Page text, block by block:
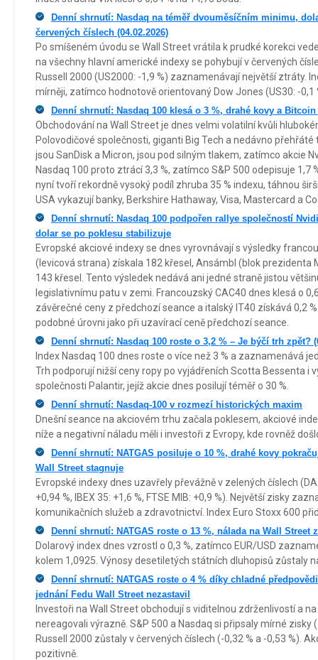
Denní shrnutí: Nasdaq na téměř dvouměsíčním minimu,
červených číslech (04.02.2026)
Po smíšeném úvodu se Wall Street vrátila k prudké korekci
na všechny hlavní americké indexy se pohybují v červených
Russell 2000 (US2000: -1,9 %) zaznamenávají největší ztráty.
mírněji, zatímco hodnotově orientovaný Dow Jones (US30: -0,1
Denní shrnutí: Nasdaq 100 klesá o 3 %, drahé kovy a
Obchodování na Wall Street je dnes velmi volatilní kvůli
Polovodičové společnosti, giganti Big Tech a nedávno
jsou SanDisk a Micron, jsou pod silným tlakem, zatímco akcie
Nasdaq 100 proto ztrácí 3,3 %, zatímco S&P 500 odepisuje 1,7
nyní tvoří rekordně vysoký podíl zhruba 35 % indexu, táhnou
USA vykazují banky, Berkshire Hathaway, Visa, Mastercard a
Denní shrnutí: Nasdaq 100 podpořen rallye společností
dolar se po poklesu stabilizuje
Evropské akciové indexy se dnes vyrovnávají s výsledky
(levicová strana) získala 182 křesel, Ansámbl (blok prezidenta
143 křesel. Tento výsledek nedává ani jedné straně jistou
legislativnímu patu v zemi. Francouzský CAC40 dnes klesá o
závěrečné ceny z předchozí seance a italský IT40 získává 0,2
podobné úrovni jako při uzavírací ceně předchozí seance.
Denní shrnutí: Nasdaq 100 roste o 3,2 % – Je býčí trh zpět?
Index Nasdaq 100 dnes roste o více než 3 % a zaznamenává
Trh podporují nižší ceny ropy po vyjádřeních Scotta Bessenta i
společnosti Palantir, jejíž akcie dnes posilují téměř o 30 %.
Denní shrnutí: Nasdaq-100 v rozmezí historických maxim
Dnešní seance na akciovém trhu začala poklesem, akciové
níže a negativní náladu měli i investoři z Evropy, kde rovněž
Denní shrnutí: NATGAS posiluje o 10 %, drahé kovy
Wall Street stagnuje
Evropské indexy dnes uzavřely převážně v zelených číslech
+0,94 %, IBEX 35: +1,6 %, FTSE MIB: +0,9 %). Největší zisky
komunikačních služeb a zdravotnictví. Index Euro Stoxx 600
Denní shrnutí: NATGAS roste o 13 %, nálada na Wall Street
Dolarový index dnes vzrostl o 0,3 %, zatímco EUR/USD
kolem 1,0925. Výnosy desetiletých státních dluhopisů zůstaly
Denní shrnutí: NATGAS roste o 4 % díky chladné
jednání Fedu Wall Street nezastavil
Investoři na Wall Street obchodují s viditelnou zdrženlivostí a
nereagovali výrazně. S&P 500 a Nasdaq si připsaly mírné zisky
Russell 2000 zůstaly v červených číslech (-0,32 % a -0,53 %).
pozitivně.